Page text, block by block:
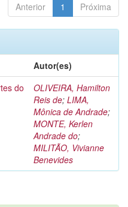
Anterior 1 Próxima
Autor(es)
do
OLIVEIRA, Hamilton
Reis de; LIMA,
Mônica de Andrade;
MONTE, Kerlen
Andrade do;
MILITÃO, Vivianne
Benevides